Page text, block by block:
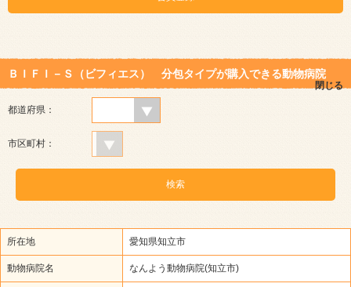
ＢＩＦＩ－Ｓ（ビフィエス） 分包タイプが購入できる動物病院
閉じる
都道府県：
市区町村：
所在地 愛知県知立市
動物病院名 なんよう動物病院(知立市)